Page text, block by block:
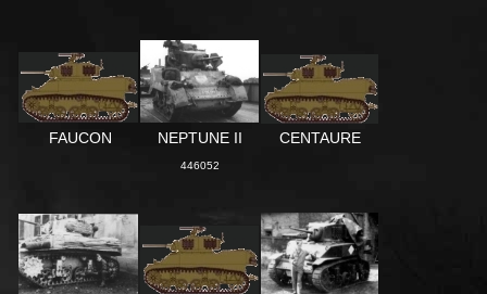
FAUCON NEPTUNE II
446052
CENTAURE